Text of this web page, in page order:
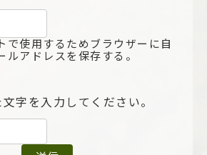
で使用するためブラウザーに自
ルアドレスを保存する。
字を入力してください。